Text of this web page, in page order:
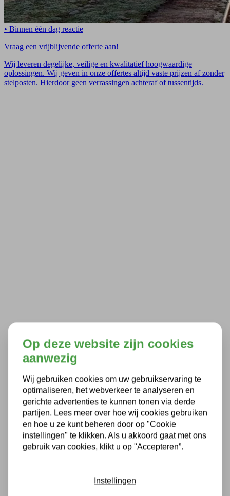
• Binnen één dag reactie
Vraag een vrijblijvende offerte aan!
Wij leveren degelijke, veilige en kwalitatief hoogwaardige
oplossingen. Wij geven in onze offertes altijd vaste prijzen af zonder
stelposten. Hierdoor geen verrassingen achteraf of tussentijds.
Op deze website zijn cookies
aanwezig
Wij gebruiken cookies om uw gebruikservaring te
optimaliseren, het webverkeer te analyseren en
gerichte advertenties te kunnen tonen via derde
partijen. Lees meer over hoe wij cookies gebruiken
en hoe u ze kunt beheren door op "Cookie
instellingen" te klikken. Als u akkoord gaat met ons
gebruik van cookies, klikt u op "Accepteren”.
Instellingen